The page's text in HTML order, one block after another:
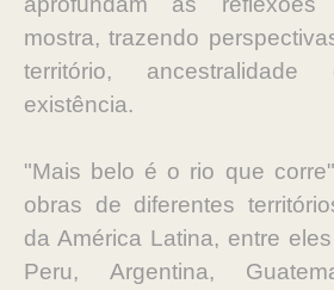
mostra, trazendo
território,
existência.
"Mais belo é o rio que
obras de diferentes
da América Latina, entre
Peru, Argentina,